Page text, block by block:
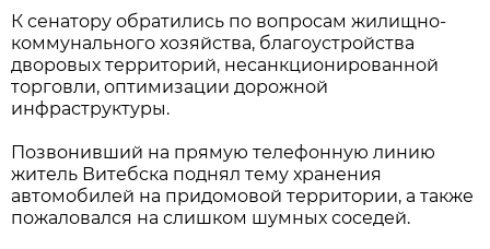
К сенатору обратились по вопросам жилищно-
коммунального хозяйства, благоустройства
дворовых территорий, несанкционированной
торговли, оптимизации дорожной
инфраструктуры.
Позвонивший на прямую телефонную линию
житель Витебска поднял тему хранения
автомобилей на придомовой территории, а также
пожаловался на слишком шумных соседей.